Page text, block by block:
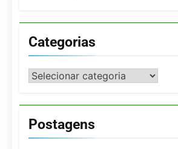
Categorias
Categorias
Postagens